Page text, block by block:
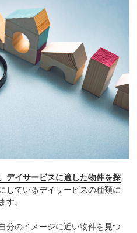
デイサービスに適した物件を探
しているデイサービスの種類に
す。
分のイメージに近い物件を見つ